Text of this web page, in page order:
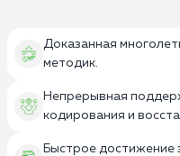
Доказанная
методик.
Непрерывная
кодирования и
Быстрое